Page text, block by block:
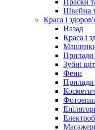
Праски
Швейна
Краса і
Назад
Краса і
Машинки
Прилади
Зубні
Фени
Прилади